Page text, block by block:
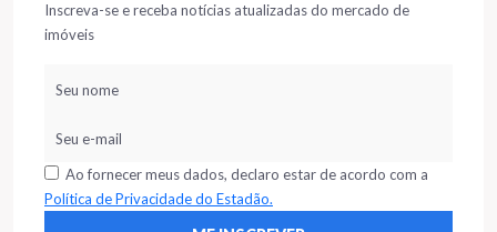
Inscreva-se e receba notícias atualizadas do mercado de
imóveis
Ao fornecer meus dados, declaro estar de acordo com a
Política de Privacidade do Estadão.